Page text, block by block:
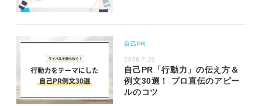
自己PR
2026.7.23
自己PR「行動力」の伝え方＆
例文30選！ プロ直伝のアピー
ルのコツ